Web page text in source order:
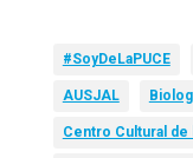
#SoyDeLaPUCE
AUSJAL
Centro Cultural de